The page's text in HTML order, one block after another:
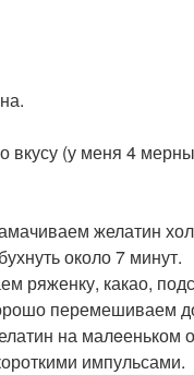
вкусу (у меня 4
желатин
около 7 минут.
ряженку, какао,
перемешиваем
на малeеньком
импульсами.